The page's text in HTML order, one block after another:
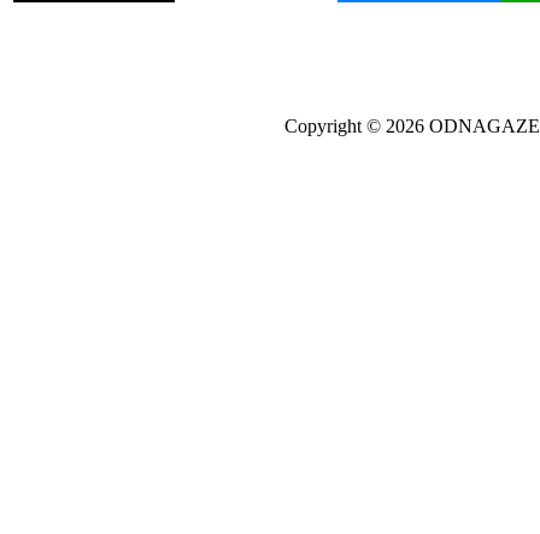
Copyright © 2026